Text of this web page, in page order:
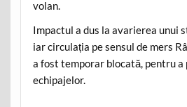
volan.
Impactul a dus la avarierea unui
iar circulația pe sensul de mers
a fost temporar blocată, pentru
echipajelor.